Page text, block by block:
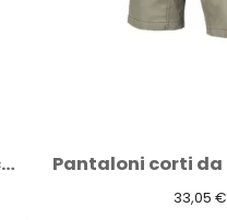
Felpa da lavoro " bering " black carbon
33,05 €